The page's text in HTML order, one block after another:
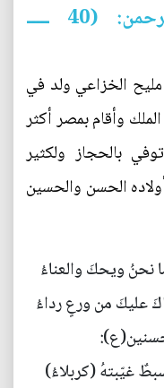
6 ـــــ كثير بن عبد الرحمن: (40 ـــــ
الخزاعي ولد في
وأقام بمصر أكثر
بالحجاز ولكثير
الحسن والحسين
نحنُ ويحكَ والعناءُ
عليكَ من ورعٍ رداءُ
غيّبتهُ (كربلاءُ)